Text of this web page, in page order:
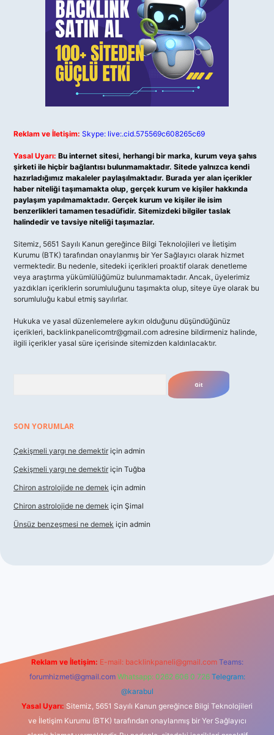
Reklam ve İletişim: Skype: live:.cid.575569c608265c69
Yasal Uyarı: Bu internet sitesi, herhangi bir marka, kurum veya şahıs
şirketi ile hiçbir bağlantısı bulunmamaktadır. Sitede yalnızca kendi
hazırladığımız makaleler paylaşılmaktadır. Burada yer alan içerikler
haber niteliği taşımamakta olup, gerçek kurum ve kişiler hakkında
paylaşım yapılmamaktadır. Gerçek kurum ve kişiler ile isim
benzerlikleri tamamen tesadüfidir. Sitemizdeki bilgiler taslak
halindedir ve tavsiye niteliği taşımazlar.
Sitemiz, 5651 Sayılı Kanun gereğince Bilgi Teknolojileri ve İletişim
Kurumu (BTK) tarafından onaylanmış bir Yer Sağlayıcı olarak hizmet
vermektedir. Bu nedenle, sitedeki içerikleri proaktif olarak denetleme
veya araştırma yükümlülüğümüz bulunmamaktadır. Ancak, üyelerimiz
yazdıkları içeriklerin sorumluluğunu taşımakta olup, siteye üye olarak bu
sorumluluğu kabul etmiş sayılırlar.
Hukuka ve yasal düzenlemelere aykırı olduğunu düşündüğünüz
içerikleri, backlinkpanelicomtr@gmail.com adresine bildirmeniz halinde,
ilgili içerikler yasal süre içerisinde sitemizden kaldırılacaktır.
SON YORUMLAR
Çekişmeli yargı ne demektir için admin
Çekişmeli yargı ne demektir için Tuğba
Chiron astrolojide ne demek için admin
Chiron astrolojide ne demek için Şimal
Ünsüz benzeşmesi ne demek için admin
Reklam ve İletişim: E-mail: backlinkpaneli@gmail.com Teams:
forumhizmeti@gmail.com Whatsapp: 0262 606 0 726 Telegram:
@karabul
Yasal Uyarı: Sitemiz, 5651 Sayılı Kanun gereğince Bilgi Teknolojileri
ve İletişim Kurumu (BTK) tarafından onaylanmış bir Yer Sağlayıcı